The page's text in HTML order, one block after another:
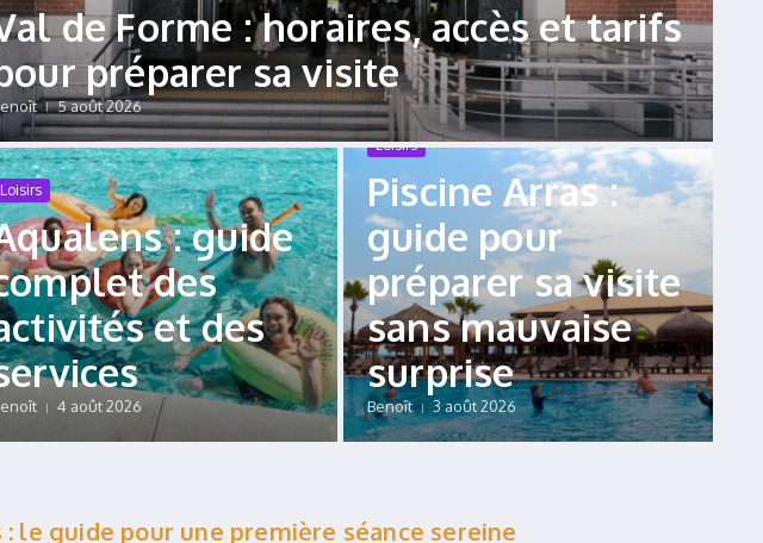
de Forme : horaires, accès et tarifs
préparer sa visite
5 août 2026
Loisirs
: guide
des
et des
4 août 2026
Loisirs
Piscine Arras :
guide pour
préparer sa visite
sans mauvaise
surprise
Benoît 3 août 2026
le guide pour une première séance sereine